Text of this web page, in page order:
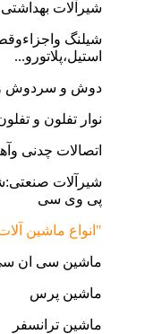
شیرآلات
شیلنگ
استیل،پلاتورو...
دوش و سردوش و
نوار تفلون و
اتصالات چدنی
شیرآلات
پی وی سی
"انواع ماشین
ماشین سی ان
ماشین پرس
ماشین ترانسفر